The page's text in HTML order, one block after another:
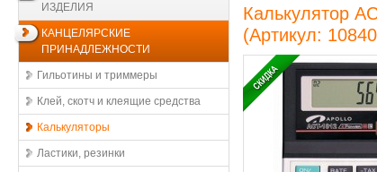
ИЗДЕЛИЯ
КАНЦЕЛЯРСКИЕ
ПРИНАДЛЕЖНОСТИ
Гильотины и триммеры
Клей, скотч и клеящие средства
Калькуляторы
Ластики, резинки
Калькулятор
(Артикул: